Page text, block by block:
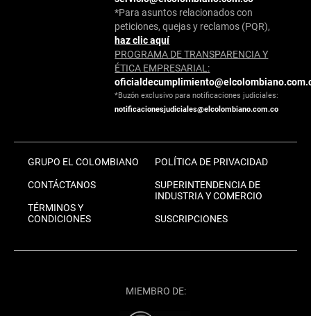
*Para asuntos relacionados con
peticiones, quejas y reclamos (PQR),
haz clic aquí
PROGRAMA DE TRANSPARENCIA Y
ÉTICA EMPRESARIAL:
*Buzón exclusivo para notificaciones judiciales:
notificacionesjudiciales@elcolombiano.com.co
GRUPO EL COLOMBIANO
CONTÁCTANOS
TÉRMINOS Y
CONDICIONES
POLÍTICA DE PRIVACIDAD
SUPERINTENDENCIA DE
INDUSTRIA Y COMERCIO
SUSCRIPCIONES
MIEMBRO DE: